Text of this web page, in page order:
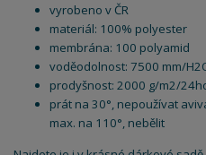
vyrobeno v ČR
materiál: 100% polyester
membrána: 100 polyamid
voděodolnost: 7500 mm/
prodyšnost: 2000 g/m2/
prát na 30°, nepoužívat
max. na 110°, nebělit